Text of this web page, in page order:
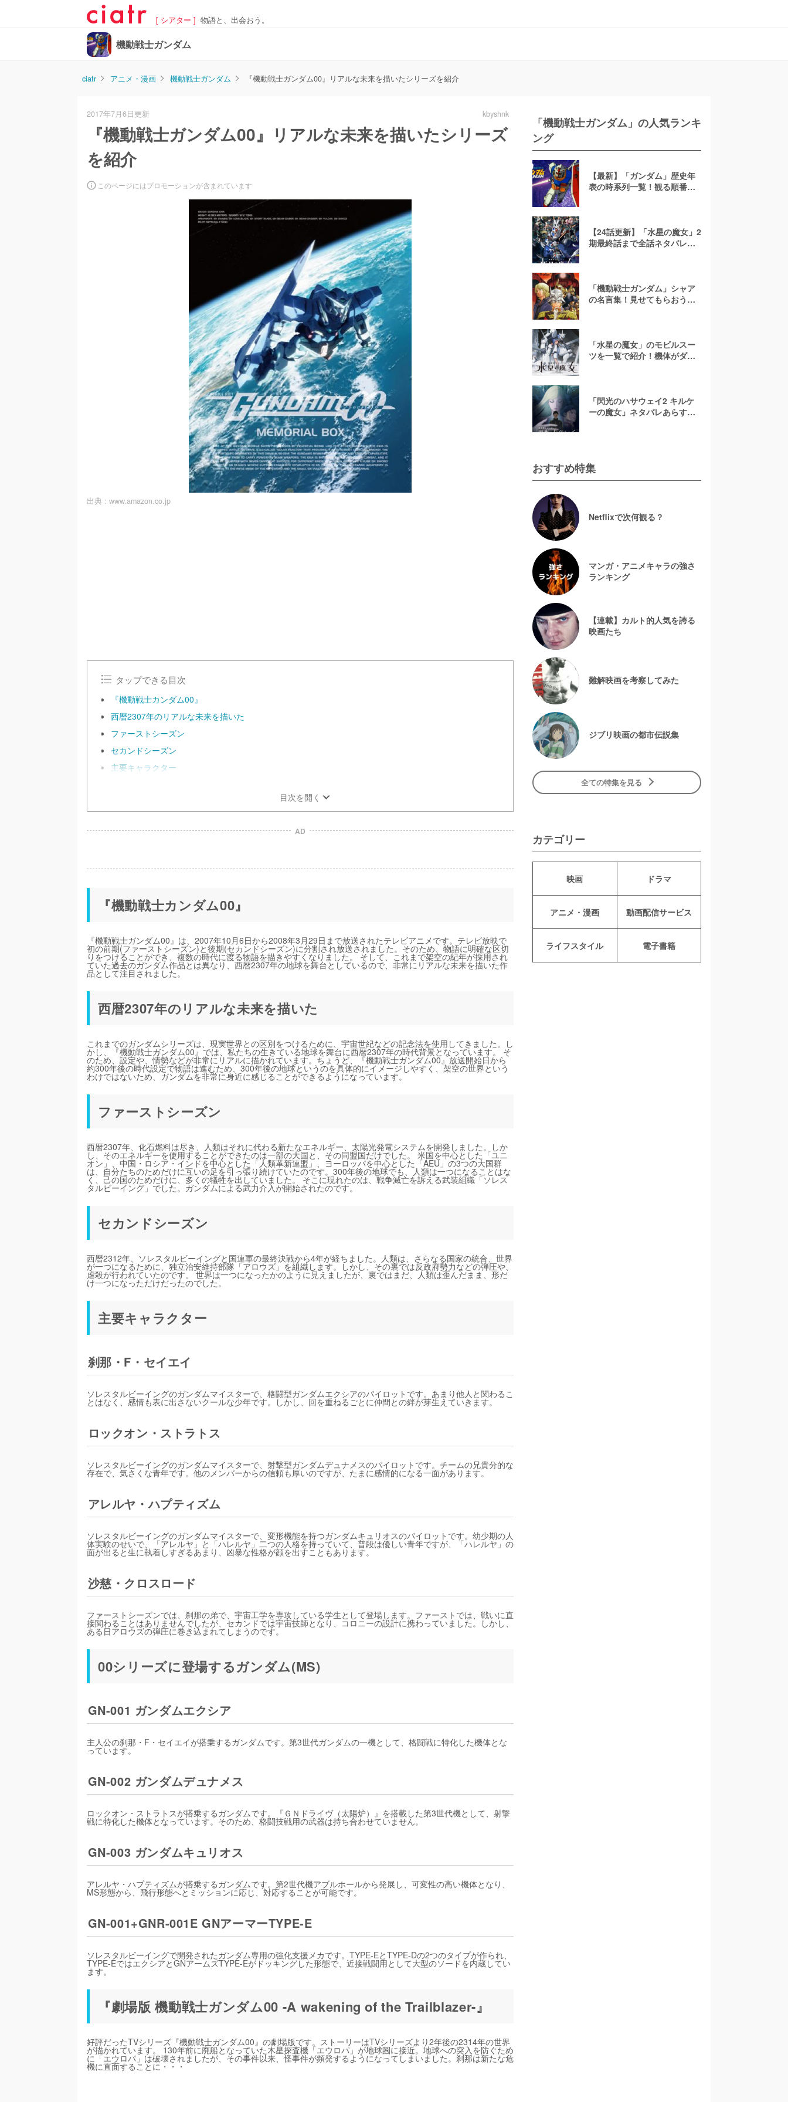
[ シアター ] 物語と、出会おう。
機動戦士ガンダム
ciatr アニメ・漫画 機動戦士ガンダム 『機動戦士ガンダム00』リアルな未来を描いたシリーズを紹介
2017年7月6日更新 kbyshnk
『機動戦士ガンダム00』リアルな未来を描いたシリーズ
を紹介
このページにはプロモーションが含まれています
出典 : www.amazon.co.jp
タップできる目次
『機動戦士カンダム00』
西暦2307年のリアルな未来を描いた
ファーストシーズン
セカンドシーズン
主要キャラクター
目次を開く
AD
『機動戦士カンダム00』
『機動戦士ガンダム00』は、2007年10月6日から2008年3月29日まで放送されたテレビアニメです。テレビ放映で
初の前期(ファーストシーズン)と後期(セカンドシーズン)に分割され放送されました。そのため、物語に明確な区切
りをつけることができ、複数の時代に渡る物語を描きやすくなりました。 そして、これまで架空の紀年が採用され
ていた過去のガンダム作品とは異なり、西暦2307年の地球を舞台としているので、非常にリアルな未来を描いた作
品として注目されました。
西暦2307年のリアルな未来を描いた
これまでのガンダムシリーズは、現実世界との区別をつけるために、宇宙世紀などの記念法を使用してきました。し
かし、『機動戦士ガンダム00』では、私たちの生きている地球を舞台に西暦2307年の時代背景となっています。 そ
のため、設定や、情勢などが非常にリアルに描かれています。ちょうど、『機動戦士ガンダム00』放送開始日から
約300年後の時代設定で物語は進むため、300年後の地球というのを具体的にイメージしやすく、架空の世界という
わけではないため、ガンダムを非常に身近に感じることができるようになっています。
ファーストシーズン
西暦2307年、化石燃料は尽き、人類はそれに代わる新たなエネルギー、太陽光発電システムを開発しました。しか
し、そのエネルギーを使用することができたのは一部の大国と、その同盟国だけでした。 米国を中心とした「ユニ
オン」、中国・ロシア・インドを中心とした「人類革新連盟」、ヨーロッパを中心とした「AEU」の3つの大国群
は、自分たちのためだけに互いの足を引っ張り続けていたのです。300年後の地球でも、人類は一つになることはな
く、己の国のためだけに、多くの犠牲を出していました。 そこに現れたのは、戦争滅亡を訴える武装組織「ソレス
タルビーイング」でした。ガンダムによる武力介入が開始されたのです。
セカンドシーズン
西暦2312年、ソレスタルビーイングと国連軍の最終決戦から4年が経ちました。人類は、さらなる国家の統合、世界
が一つになるために、独立治安維持部隊「アロウズ」を組織します。しかし、その裏では反政府勢力などの弾圧や、
虐殺が行われていたのです。 世界は一つになったかのように見えましたが、裏ではまだ、人類は歪んだまま、形だ
け一つになっただけだったのでした。
主要キャラクター
刹那・F・セイエイ
ソレスタルビーイングのガンダムマイスターで、格闘型ガンダムエクシアのパイロットです。あまり他人と関わるこ
とはなく、感情も表に出さないクールな少年です。しかし、回を重ねるごとに仲間との絆が芽生えていきます。
ロックオン・ストラトス
ソレスタルビーイングのガンダムマイスターで、射撃型ガンダムデュナメスのパイロットです。チームの兄貴分的な
存在で、気さくな青年です。他のメンバーからの信頼も厚いのですが、たまに感情的になる一面があります。
アレルヤ・ハプティズム
ソレスタルビーイングのガンダムマイスターで、変形機能を持つガンダムキュリオスのパイロットです。幼少期の人
体実験のせいで、「アレルヤ」と「ハレルヤ」二つの人格を持っていて、普段は優しい青年ですが、「ハレルヤ」の
面が出ると生に執着しすぎるあまり、凶暴な性格が顔を出すこともあります。
沙慈・クロスロード
ファーストシーズンでは、刹那の弟で、宇宙工学を専攻している学生として登場します。ファーストでは、戦いに直
接関わることはありませんでしたが、セカンドでは宇宙技師となり、コロニーの設計に携わっていました。しかし、
ある日アロウズの弾圧に巻き込まれてしまうのです。
00シリーズに登場するガンダム(MS)
GN-001 ガンダムエクシア
主人公の刹那・F・セイエイが搭乗するガンダムです。第3世代ガンダムの一機として、格闘戦に特化した機体とな
っています。
GN-002 ガンダムデュナメス
ロックオン・ストラトスが搭乗するガンダムです。『ＧＮドライヴ（太陽炉）』を搭載した第3世代機として、射撃
戦に特化した機体となっています。そのため、格闘技戦用の武器は持ち合わせていません。
GN-003 ガンダムキュリオス
アレルヤ・ハプティズムが搭乗するガンダムです。第2世代機アブルホールから発展し、可変性の高い機体となり、
MS形態から、飛行形態へとミッションに応じ、対応することが可能です。
GN-001+GNR-001E GNアーマーTYPE-E
ソレスタルビーイングで開発されたガンダム専用の強化支援メカです。TYPE-EとTYPE-Dの2つのタイプが作られ、
TYPE-EではエクシアとGNアームズTYPE-Eがドッキングした形態で、近接戦闘用として大型のソードを内蔵してい
ます。
『劇場版 機動戦士ガンダム00 -A wakening of the Trailblazer-』
好評だったTVシリーズ『機動戦士ガンダム00』の劇場版です。ストーリーはTVシリーズより2年後の2314年の世界
が描かれています。 130年前に廃船となっていた木星探査機「エウロパ」が地球圏に接近。地球への突入を防ぐため
に「エウロパ」は破壊されましたが、その事件以来、怪事件が頻発するようになってしまいました。刹那は新たな危
機に直面することに・・・
「機動戦士ガンダム」の人気ランキ
ング
【最新】「ガンダム」歴史年
表の時系列一覧！観る順番・
【24話更新】「水星の魔女」2
期最終話まで全話ネタバレあ
「機動戦士ガンダム」シャア
の名言集！見せてもらおう
「水星の魔女」のモビルスー
ツを一覧で紹介！機体がダサ
「閃光のハサウェイ2 キルケ
ーの魔女」ネタバレあらすじ
おすすめ特集
Netflixで次何観る？
マンガ・アニメキャラの強さ
ランキング
【連載】カルト的人気を誇る
映画たち
難解映画を考察してみた
ジブリ映画の都市伝説集
全ての特集を見る
カテゴリー
映画 ドラマ
アニメ・漫画 動画配信サービス
ライフスタイル 電子書籍